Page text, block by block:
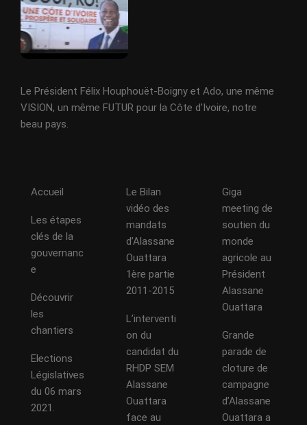
Le Président Félix Houphouët-Boigny et Ado, une même
VISION, un même FUTUR pour la Côte d'Ivoire, notre
beau pays.
Accueil
Les étapes
clés de la
gouvernanc
e
Découvrir
les
chantiers
Elections
Législatives
du 06 mars
2021.
Le Bilan
vidéo des
mandats
d’Alassane
Ouattara
1ère partie
2011-2015
L’interventi
on du
candidat du
RHDP SEM
Alassane
Ouattara
face au
Giga
meeting de
soutien du
monde
agricole au
Président
Alassane
Ouattara
Grande
parade de
cloture de
campagne
d’Alassane
Ouattara a